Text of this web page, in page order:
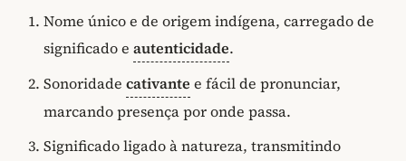
Nome único e de origem indígena, carregado de
significado e autenticidade.
Sonoridade cativante e fácil de pronunciar,
marcando presença por onde passa.
Significado ligado à natureza, transmitindo